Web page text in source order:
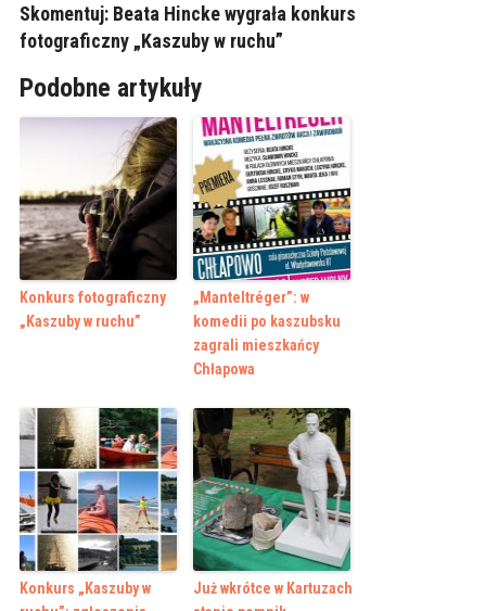
Skomentuj: Beata Hincke wygrała konkurs
fotograficzny „Kaszuby w ruchu”
Podobne artykuły
Konkurs fotograficzny
„Kaszuby w ruchu”
„Manteltréger”: w
komedii po kaszubsku
zagrali mieszkańcy
Chłapowa
Konkurs „Kaszuby w
Już wkrótce w Kartuzach